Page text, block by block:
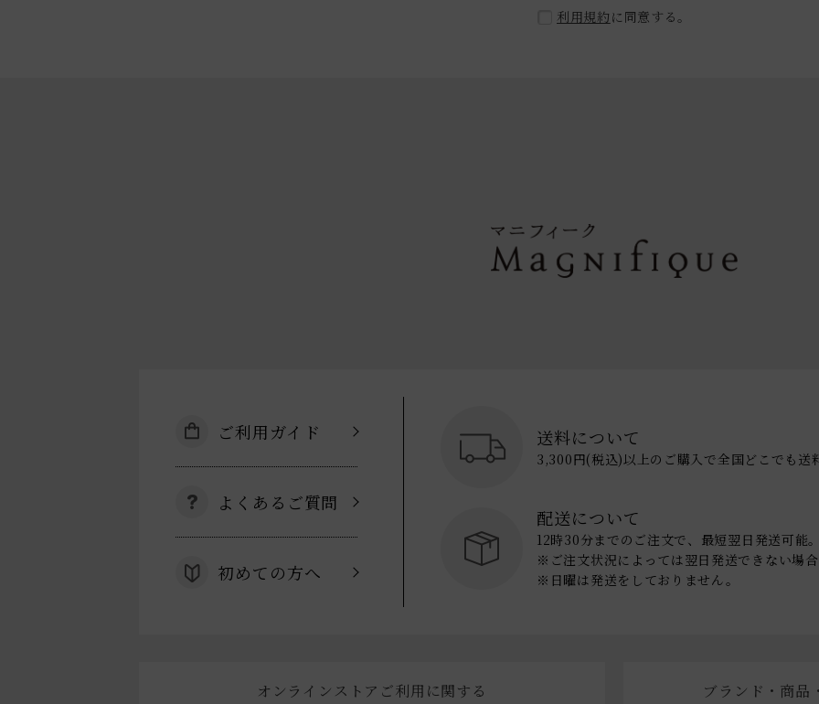
利用規約 に同意する。
ご利用ガイド
よくあるご質問
初めての方へ
送料について
3,300円(税込)以上のご購入で全国どこでも送
配送について
12時30分までのご注文で、最短翌日発送可能
※ご注文状況によっては翌日発送できない場
※日曜は発送をしておりません。
オンラインストアご利用に関する
ブランド・商品